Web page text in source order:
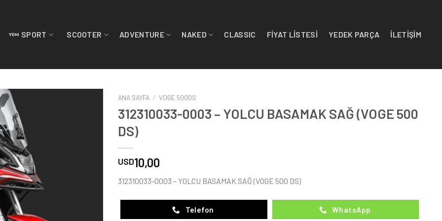
SPORT SCOOTER ADVENTURE NAKED CLASSIC FİYAT LİSTESİ YEDEK PARÇA İLETİŞİM
ANA SAYFA / VOGE 500DS
312310033-0003 – YOLCU BASAMAK SAĞ (VOGE 500
DS)
USD10,00
312310033-0003 – YOLCU BASAMAK SAĞ (VOGE 500 DS)
Telefon WhatsApp